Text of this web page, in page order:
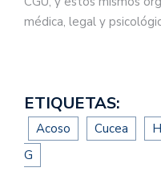
médica, legal y
ETIQUETAS:
Acoso Cucea
G